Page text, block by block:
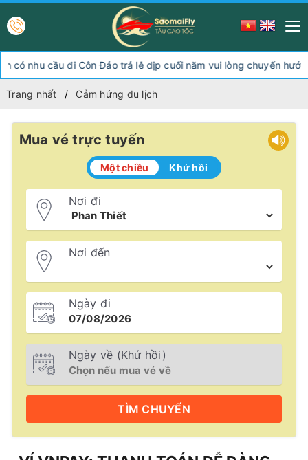
cầu đi Côn Đảo trả lễ dịp cuối năm vui lòng chuyển hướng
Trang nhất Cảm hứng du lịch
Mua vé trực tuyến
Một chiều Khứ hồi
Nơi đi
Nơi đến
Ngày đi
Ngày về (Khứ hồi)
TÌM CHUYẾN